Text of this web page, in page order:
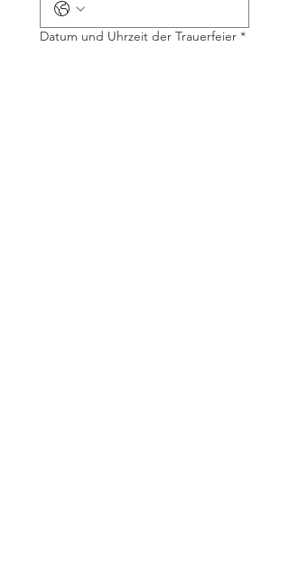
Datum und Uhrzeit der Trauerfeier *